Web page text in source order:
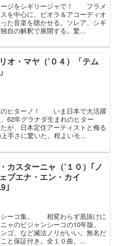
ージをシギリージャで！ フラメ
を中心に、ビオラ＆アコーディオ
た音楽を聴かせる。ソレア、シギ
自の解釈で展開する。驚...
オ・マヤ（’０４）「テム
のヒターノ！ いま日本で大活躍
62年グラナダ生まれのヒター
が、日本定住アーティストと侮る
手さに驚いた。程よいモ...
カスターニャ（’１０）｢ノ
ブエナ・エン・カイ
｣
シーコ集。 相変わらず底抜けに
ャのビジャンシーコの10年版。
ゴ、など滅法ノリがいい。無名だ
と保証付き。全１０曲。...